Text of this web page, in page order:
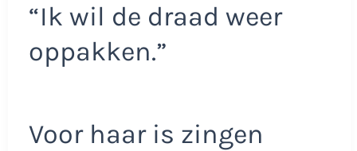
“Ik wil de draad weer
oppakken.”
Voor haar is zingen